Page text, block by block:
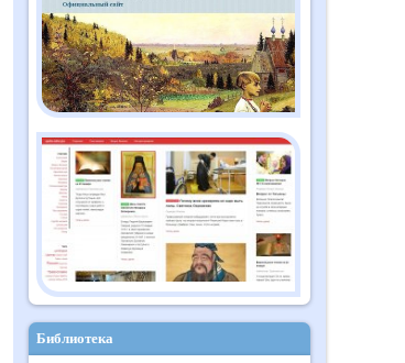
Православный дайджест
"Душа" №11 (183) ноябрь
2025
Православный дайджест
"Душа" №10 (182)
октябрь 2025
Библиотека